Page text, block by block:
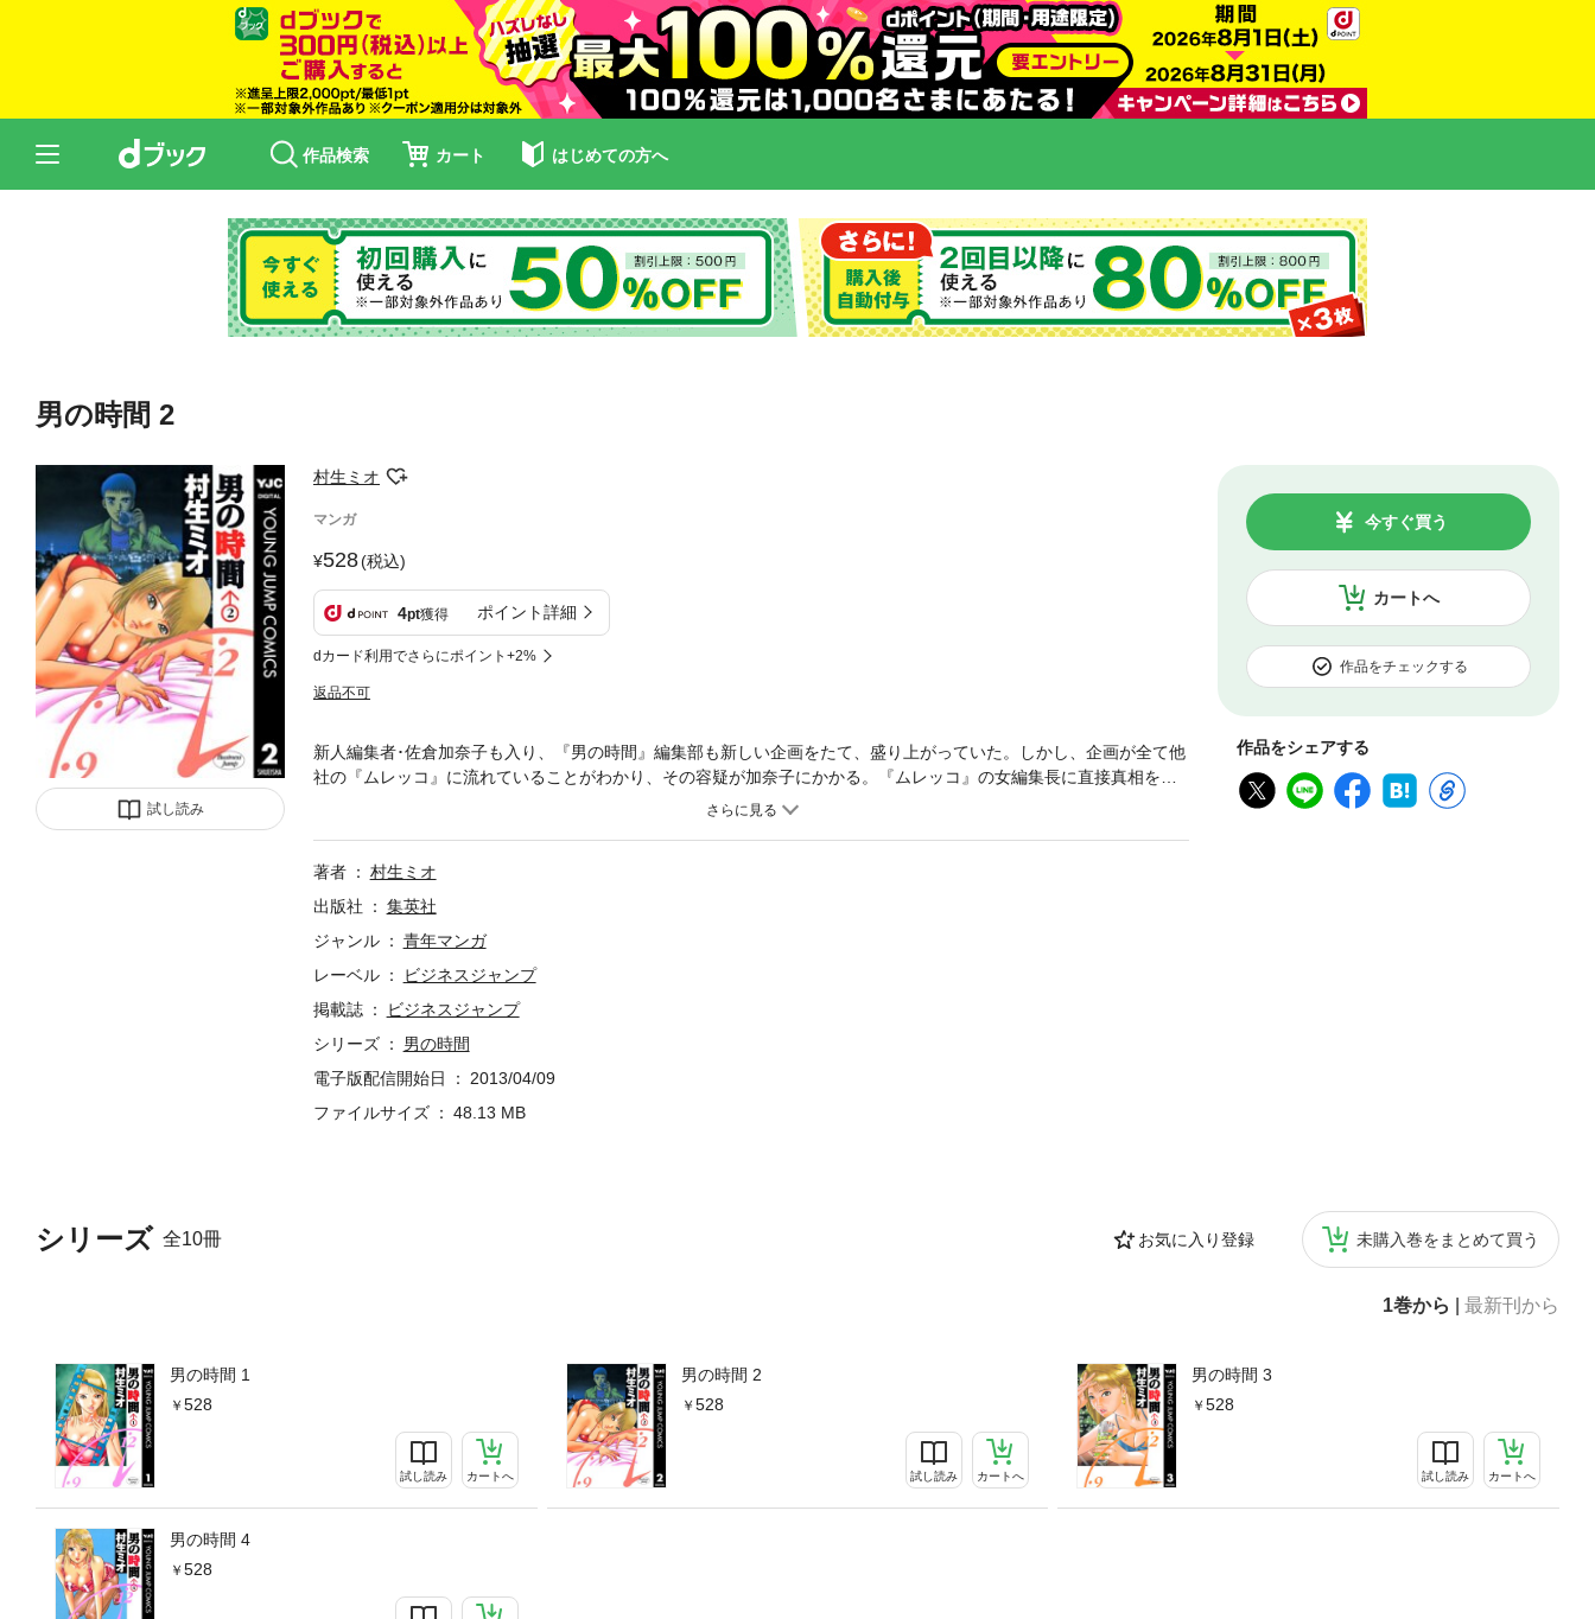
作品検索 カート はじめての方へ
男の時間 2
試し読み
村生ミオ
マンガ
528(税込)
4pt獲得 ポイント詳細
dカード利用でさらにポイント+2%
返品不可
カートへ
今すぐ買う
作品をチェックする
作品をシェアする
シリーズ 全10冊 お気に入り登録 未購入巻をまとめて買う
1巻から 最新刊から
男の時間 1
528
試し読み カートへ
男の時間 2
528
試し読み カートへ
男の時間 3
528
試し読み カートへ
男の時間 4
528
新人編集者･佐倉加奈子も入り、『男の時間』編集部も新しい企画をたて、盛り上がっていた。しかし、企画が全て他
社の『ムレッコ』に流れていることがわかり、その容疑が加奈子にかかる。『ムレッコ』の女編集長に直接真相を突
著者
村生ミオ
出版社
集英社
ジャンル
青年マンガ
レーベル
ビジネスジャンプ
掲載誌
ビジネスジャンプ
シリーズ
男の時間
電子版配信開始日
2013/04/09
ファイルサイズ
48.13 MB